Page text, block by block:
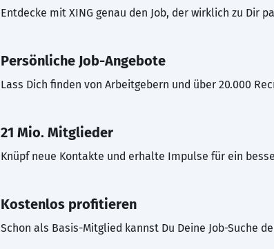
Entdecke mit XING genau den Job, der wirklich zu Dir
Persönliche Job-Angebote
Lass Dich finden von Arbeitgebern und über 20.000
21 Mio. Mitglieder
Knüpf neue Kontakte und erhalte Impulse für ein
Kostenlos profitieren
Schon als Basis-Mitglied kannst Du Deine Job-Suche